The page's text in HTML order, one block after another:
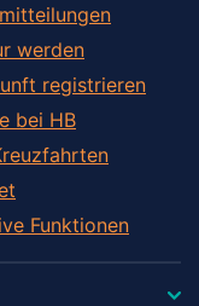
werden
registrieren
bei HB
Funktionen